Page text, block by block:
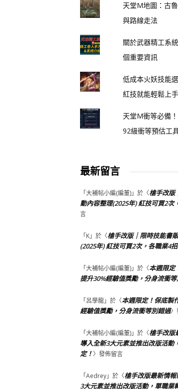
天堂M地圖：古
與路線走法
關於武器精工系
個重要資訊
低成本火妖技能
紅技就能輕鬆上
天堂M衝等必備
92級衝等預估工
最新留言
「大補帖小編(編董)」於〈槍手改版
動內容整理(2025年) 紅技可買2次
言
「K」於〈槍手改版｜限時技能書
(2025年) 紅技可買2次，各職業4招
「大補帖小編(編董)」於〈本週限定
提升30%經驗值獎勵，分身流衝
「呂學龍」於〈本週限定！保底製
經驗值獎勵，分身流衝等別錯過〉
「大補帖小編(編董)」於〈槍手改版
導入全新3大元素並推出改版活動
定！〉發佈留言
「Aedrey」於〈槍手改版最新情
3大元素並推出改版活動，單職業